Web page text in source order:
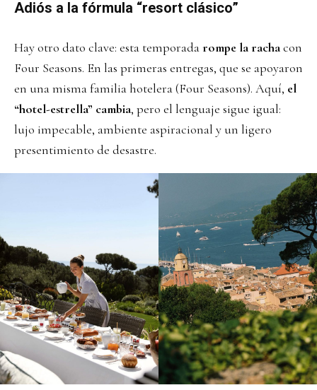
Adiós a la fórmula “resort clásico”
Hay otro dato clave: esta temporadarompe la rachacon
Four Seasons. En las primeras entregas, que se apoyaron
en una misma familia hotelera (Four Seasons). Aquí, el
“hotel-estrella” cambia, pero el lenguaje sigue igual:
lujo impecable, ambiente aspiracional y un ligero
presentimiento de desastre.